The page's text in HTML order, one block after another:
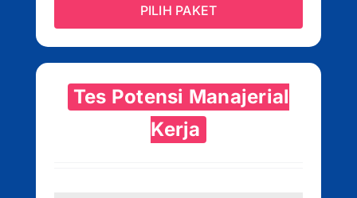
PILIH PAKET
Tes Potensi Manajerial
Kerja